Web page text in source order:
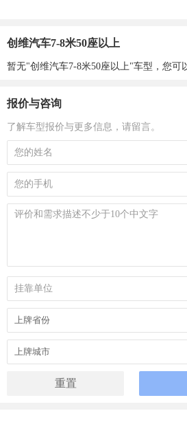
创维汽车7-8米50座以上
暂无"创维汽车7-8米50座以上"车型，您可
报价与咨询
了解车型报价与更多信息，请留言。